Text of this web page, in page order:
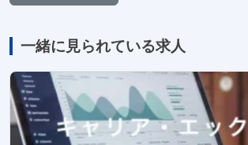
一緒に見られている求人